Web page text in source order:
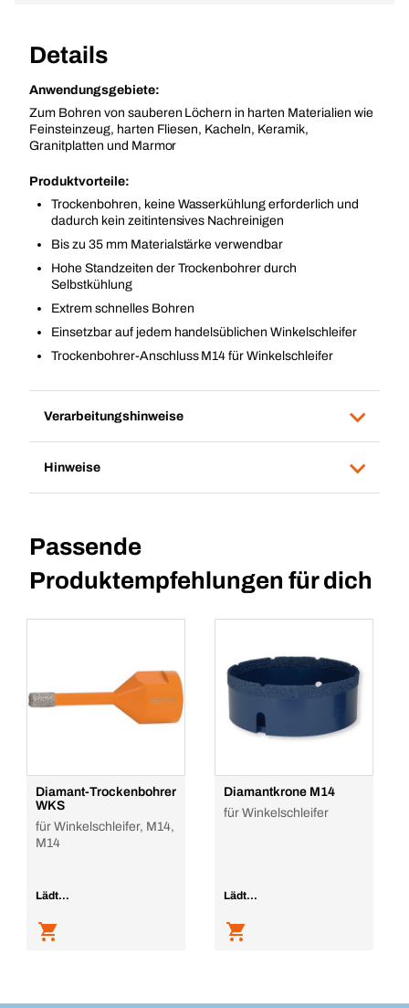
Details
Anwendungsgebiete:
Zum Bohren von sauberen Löchern in harten Materialien wie
Feinsteinzeug, harten Fliesen, Kacheln, Keramik,
Granitplatten und Marmor
Produktvorteile:
Trockenbohren, keine Wasserkühlung erforderlich und
dadurch kein zeitintensives Nachreinigen
Bis zu 35 mm Materialstärke verwendbar
Hohe Standzeiten der Trockenbohrer durch
Selbstkühlung
Extrem schnelles Bohren
Einsetzbar auf jedem handelsüblichen Winkelschleifer
Trockenbohrer-Anschluss M14 für Winkelschleifer
Verarbeitungshinweise
Hinweise
Passende
Produktempfehlungen für dich
Diamant-Trockenbohrer
WKS
für Winkelschleifer, M14,
M14
Lädt...
Diamantkrone M14
für Winkelschleifer
Lädt...